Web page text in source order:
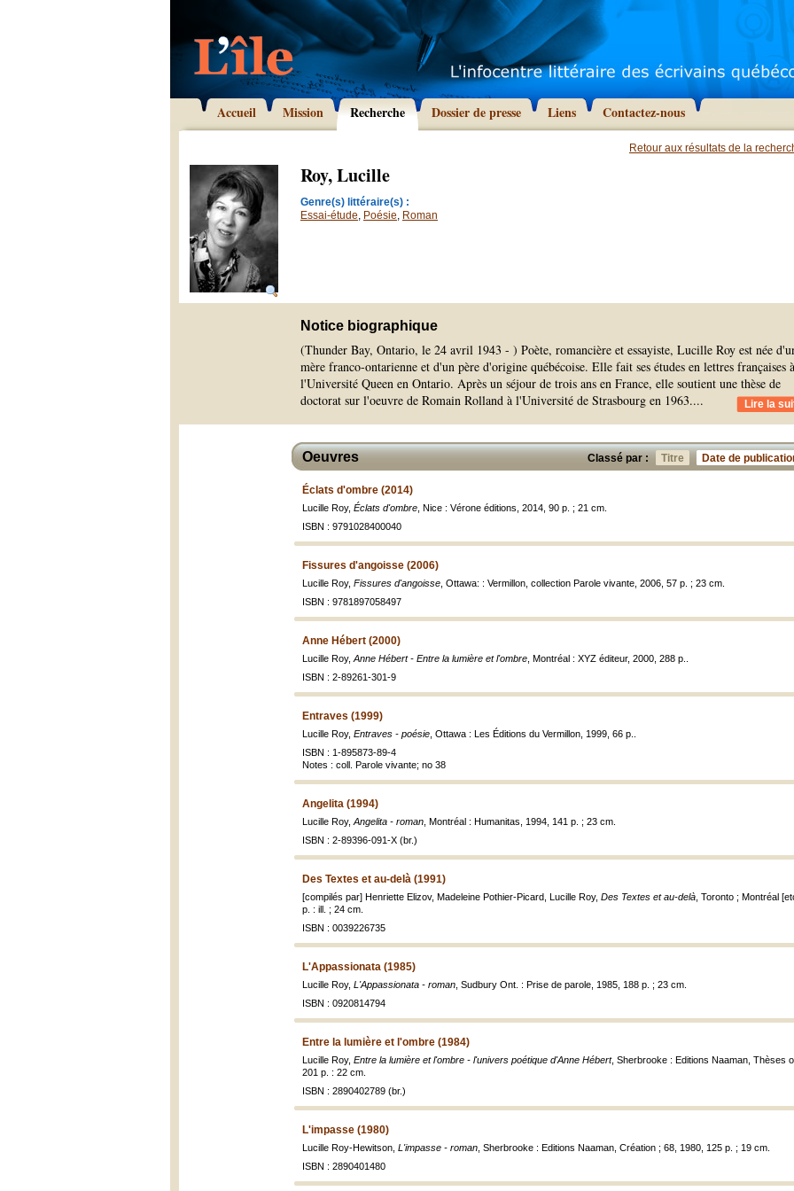
Accueil Mission Recherche Dossier de presse Liens Contactez-nous
Retour aux résultats de la
Roy, Lucille
Genre(s) littéraire(s) :
Essai-étude, Poésie, Roman
Notice biographique
(Thunder Bay, Ontario, le 24 avril 1943 - ) Poète, romancière et essayiste, Lucille Roy est née
mère franco-ontarienne et d'un père d'origine québécoise. Elle fait ses études en lettres françaises à
l'Université Queen en Ontario. Après un séjour de trois ans en France, elle soutient une thèse de
doctorat sur l'oeuvre de Romain Rolland à l'Université de Strasbourg en 1963.... Lire la
Classé par : Titre Date de
Oeuvres
Éclats d'ombre (2014)
Lucille Roy, Éclats d'ombre , Nice : Vérone éditions, 2014, 90 p. ; 21 cm.
ISBN : 9791028400040
Fissures d'angoisse (2006)
Lucille Roy, Fissures d'angoisse , Ottawa: : Vermillon, collection Parole vivante, 2006, 57 p. ; 23 cm.
ISBN : 9781897058497
Anne Hébert (2000)
Lucille Roy, Anne Hébert - Entre la lumière et l'ombre , Montréal : XYZ éditeur, 2000, 288 p..
ISBN : 2-89261-301-9
Entraves (1999)
Lucille Roy, Entraves - poésie , Ottawa : Les Éditions du Vermillon, 1999, 66 p..
ISBN : 1-895873-89-4
Notes : coll. Parole vivante; no 38
Angelita (1994)
Lucille Roy, Angelita - roman , Montréal : Humanitas, 1994, 141 p. ; 23 cm.
ISBN : 2-89396-091-X (br.)
Des Textes et au-delà (1991)
[compilés par] Henriette Elizov, Madeleine Pothier-Picard, Lucille Roy, Des Textes et au-delà , Toronto ; Montréal
p. : ill. ; 24 cm.
ISBN : 0039226735
L'Appassionata (1985)
Lucille Roy, L'Appassionata - roman , Sudbury Ont. : Prise de parole, 1985, 188 p. ; 23 cm.
ISBN : 0920814794
Entre la lumière et l'ombre (1984)
Lucille Roy, Entre la lumière et l'ombre - l'univers poétique d'Anne Hébert, Sherbrooke : Editions Naaman, Thèses
201 p. : 22 cm.
ISBN : 2890402789 (br.)
L'impasse (1980)
Lucille Roy-Hewitson, L'impasse - roman , Sherbrooke : Editions Naaman, Création ; 68, 1980, 125 p. ; 19 cm.
ISBN : 2890401480